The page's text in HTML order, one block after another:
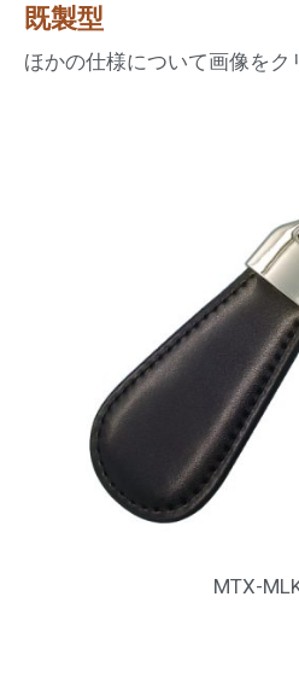
既製型
ほかの仕様について画像をク
MTX-